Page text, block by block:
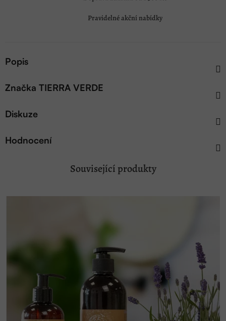
Pravidelné akční nabídky
Popis
Značka TIERRA VERDE
Diskuze
Hodnocení
Související produkty